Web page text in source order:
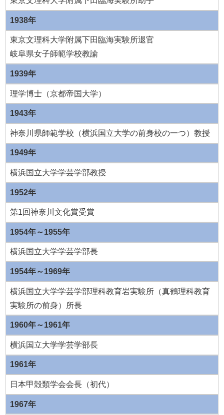
1938年
東京文理科大学附属下田臨海実験所退官
岐阜県女子師範学校教諭
1939年
理学博士（京都帝国大学）
1943年
神奈川県師範学校（横浜国立大学の前身校の一つ）教授
1949年
横浜国立大学学芸学部教授
1952年
第1回神奈川文化賞受賞
1954年～1955年
横浜国立大学学芸学部長
1954年～1969年
横浜国立大学学芸学部理科教育岩実験所（真鶴理科教育
実験所の前身）所長
1960年～1961年
横浜国立大学学芸学部長
1961年
日本甲殻類学会会長（初代）
1967年